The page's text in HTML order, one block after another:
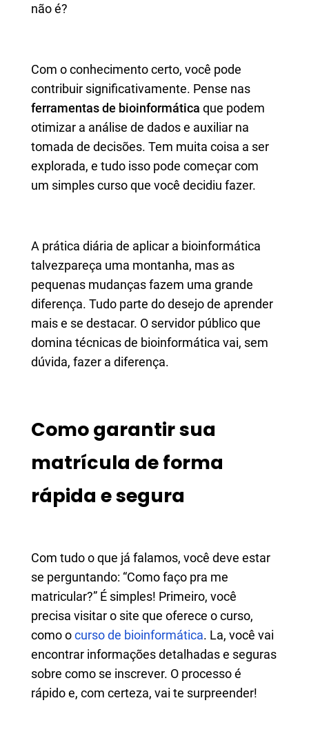
não é?
Com o conhecimento certo, você pode
contribuir significativamente. Pense nas
ferramentas de bioinformática que podem
otimizar a análise de dados e auxiliar na
tomada de decisões. Tem muita coisa a ser
explorada, e tudo isso pode começar com
um simples curso que você decidiu fazer.
A prática diária de aplicar a bioinformática
talvezpareça uma montanha, mas as
pequenas mudanças fazem uma grande
diferença. Tudo parte do desejo de aprender
mais e se destacar. O servidor público que
domina técnicas de bioinformática vai, sem
dúvida, fazer a diferença.
Como garantir sua
matrícula de forma
rápida e segura
Com tudo o que já falamos, você deve estar
se perguntando: “Como faço pra me
matricular?” É simples! Primeiro, você
precisa visitar o site que oferece o curso,
como ocurso de bioinformática. La, você vai
encontrar informações detalhadas e seguras
sobre como se inscrever. O processo é
rápido e, com certeza, vai te surpreender!